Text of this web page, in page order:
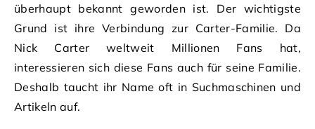
überhaupt bekannt geworden ist. Der wichtigste
Grund ist ihre Verbindung zur Carter-Familie. Da
Nick Carter weltweit Millionen Fans hat,
interessieren sich diese Fans auch für seine Familie.
Deshalb taucht ihr Name oft in Suchmaschinen und
Artikeln auf.